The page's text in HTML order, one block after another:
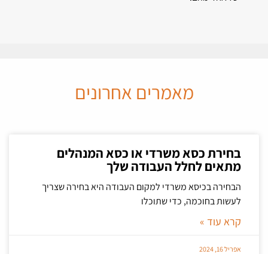
מאמרים אחרונים
בחירת כסא משרדי או כסא המנהלים
מתאים לחלל העבודה שלך
הבחירה בכיסא משרדי למקום העבודה היא בחירה שצריך
לעשות בחוכמה, כדי שתוכלו
קרא עוד »
אפריל 16, 2024